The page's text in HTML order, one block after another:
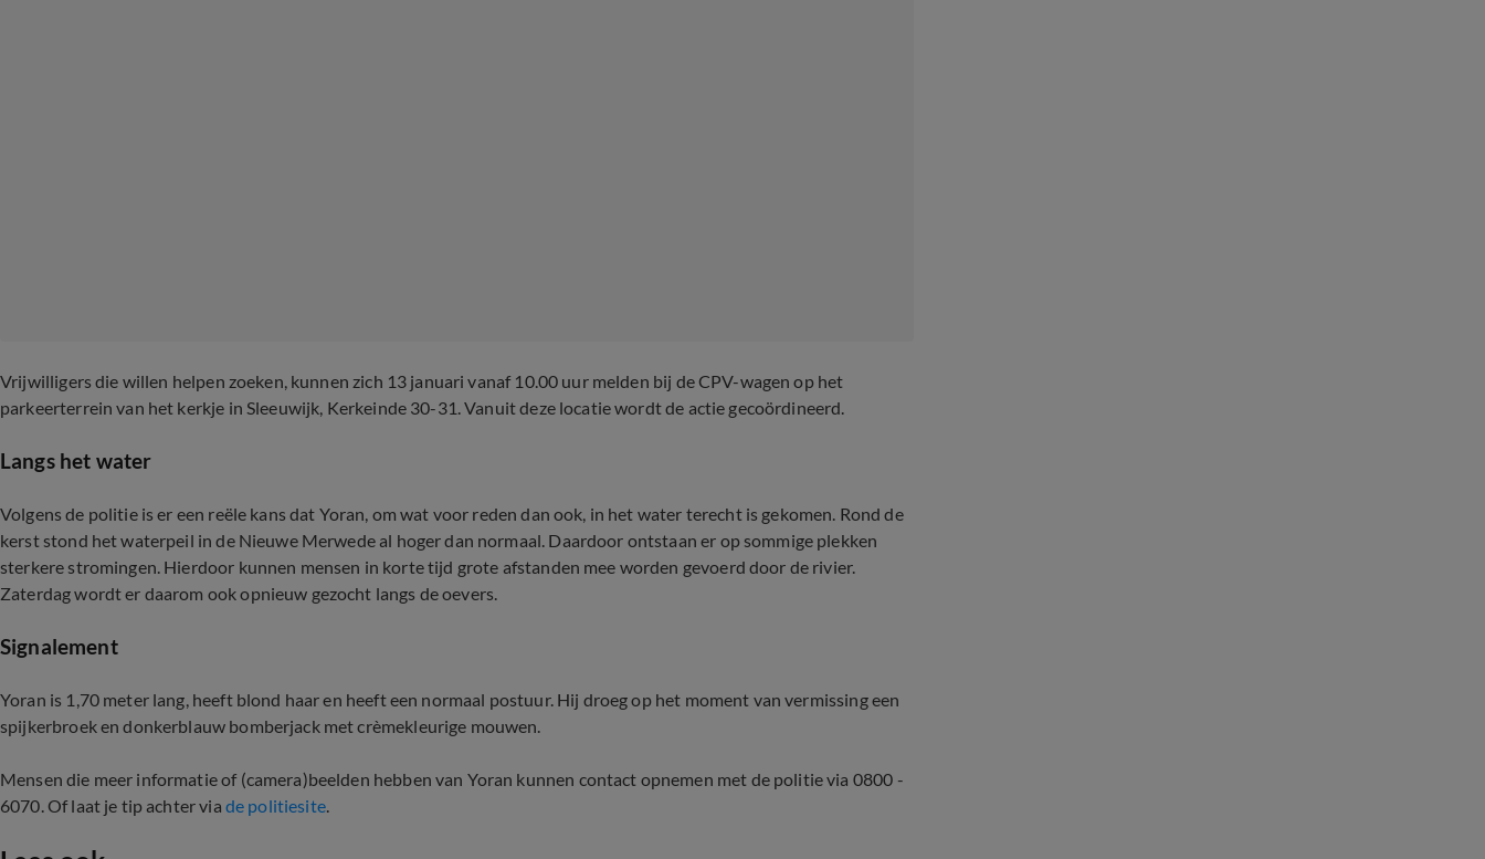
Vrijwilligers die willen helpen zoeken, kunnen zich 13 januari vanaf 10.00 uur melden bij de CPV-wagen op het
parkeerterrein van het kerkje in Sleeuwijk, Kerkeinde 30-31. Vanuit deze locatie wordt de actie gecoördineerd.
Langs het water
Volgens de politie is er een reële kans dat Yoran, om wat voor reden dan ook, in het water terecht is gekomen. Rond de
kerst stond het waterpeil in de Nieuwe Merwede al hoger dan normaal. Daardoor ontstaan er op sommige plekken
sterkere stromingen. Hierdoor kunnen mensen in korte tijd grote afstanden mee worden gevoerd door de rivier.
Zaterdag wordt er daarom ook opnieuw gezocht langs de oevers.
Signalement
Yoran is 1,70 meter lang, heeft blond haar en heeft een normaal postuur. Hij droeg op het moment van vermissing een
spijkerbroek en donkerblauw bomberjack met crèmekleurige mouwen.
Mensen die meer informatie of (camera)beelden hebben van Yoran kunnen contact opnemen met de politie via 0800 -
6070. Of laat je tip achter via de politiesite.